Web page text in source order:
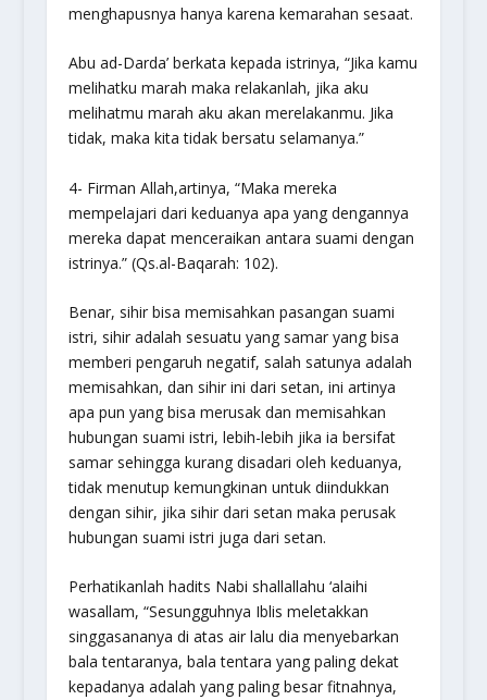
menghapusnya hanya karena kemarahan sesaat.
Abu ad-Darda’ berkata kepada istrinya, “Jika kamu
melihatku marah maka relakanlah, jika aku
melihatmu marah aku akan merelakanmu. Jika
tidak, maka kita tidak bersatu selamanya.”
4- Firman Allah,artinya, “Maka mereka
mempelajari dari keduanya apa yang dengannya
mereka dapat menceraikan antara suami dengan
istrinya.” (Qs.al-Baqarah: 102).
Benar, sihir bisa memisahkan pasangan suami
istri, sihir adalah sesuatu yang samar yang bisa
memberi pengaruh negatif, salah satunya adalah
memisahkan, dan sihir ini dari setan, ini artinya
apa pun yang bisa merusak dan memisahkan
hubungan suami istri, lebih-lebih jika ia bersifat
samar sehingga kurang disadari oleh keduanya,
tidak menutup kemungkinan untuk diindukkan
dengan sihir, jika sihir dari setan maka perusak
hubungan suami istri juga dari setan.
Perhatikanlah hadits Nabi shallallahu ‘alaihi
wasallam, “Sesungguhnya Iblis meletakkan
singgasananya di atas air lalu dia menyebarkan
bala tentaranya, bala tentara yang paling dekat
kepadanya adalah yang paling besar fitnahnya,